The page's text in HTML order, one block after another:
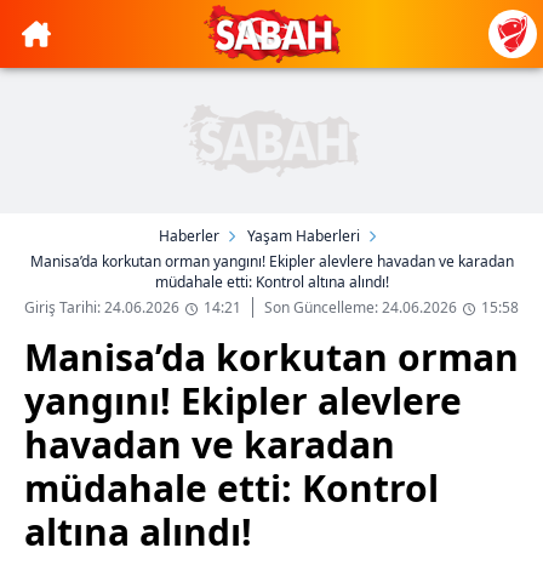
Haberler
Yaşam Haberleri
Manisa’da korkutan orman yangını! Ekipler alevlere havadan ve karadan
müdahale etti: Kontrol altına alındı!
Giriş Tarihi: 24.06.2026
14:21 Son Güncelleme: 24.06.2026 15:58
Manisa’da korkutan orman
yangını! Ekipler alevlere
havadan ve karadan
müdahale etti: Kontrol
altına alındı!